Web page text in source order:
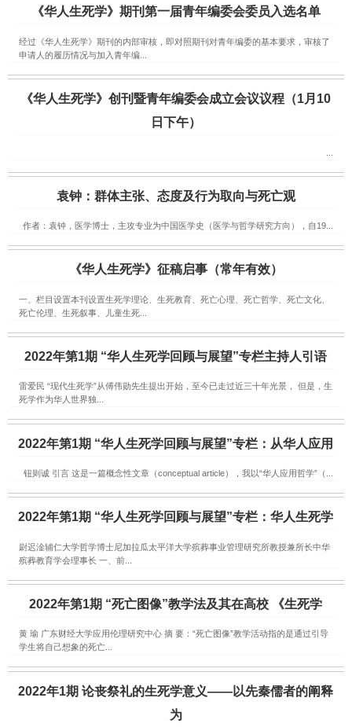
《华人生死学》期刊第一届青年编委会委员入选名单
经过《华人生死学》期刊的内部审核，即对照期刊对青年编委的基本要求，审核了
申请人的履历情况与加入青年编...
《华人生死学》创刊暨青年编委会成立会议议程（1月10
日下午）
袁钟：群体主张、态度及行为取向与死亡观
作者：袁钟，医学博士，主攻专业为中国医学史（医学与哲学研究方向），自19...
《华人生死学》征稿启事（常年有效）
一、栏目设置本刊设置生死学理论、生死教育、死亡心理、死亡哲学、死亡文化、
死亡伦理、生死叙事、儿童生死...
2022年第1期 “华人生死学回顾与展望”专栏主持人引语
雷爱民 “现代生死学”从傅伟勋先生提出开始，至今已走过近三十年光景， 但是，生
死学作为华人世界独...
2022年第1期 “华人生死学回顾与展望”专栏：从华人应用
钮则诚 引言 这是一篇概念性文章（conceptual article），我以“华人应用哲学”（...
2022年第1期 “华人生死学回顾与展望”专栏：华人生死学
尉迟淦辅仁大学哲学博士尼加拉瓜太平洋大学殡葬事业管理研究所教授兼所长中华
殡葬教育学会理事长 一、前...
2022年第1期 “死亡图像”教学法及其在高校 《生死学
黄 瑜 广东财经大学应用伦理研究中心 摘 要：“死亡图像”教学活动指的是通过引导
学生将自己想象的死亡...
2022年1期 论丧祭礼的生死学意义——以先秦儒者的阐释
为